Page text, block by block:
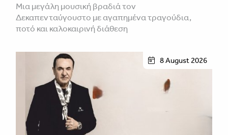
Μια μεγάλη μουσική βραδιά τον
Δεκαπενταύγουστο με αγαπημένα τραγούδια,
ποτό και καλοκαιρινή διάθεση
8 August 2026